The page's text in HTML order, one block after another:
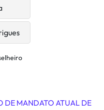
DE MANDATO ATUAL DE